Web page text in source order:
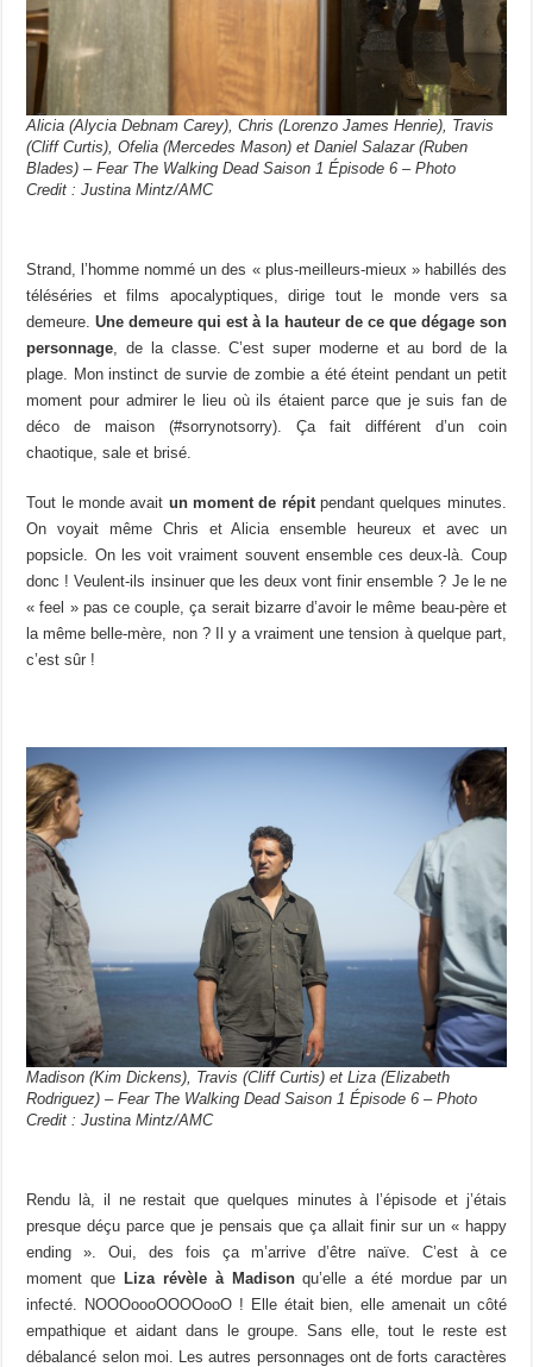
Alicia (Alycia Debnam Carey), Chris (Lorenzo James Henrie), Travis
(Cliff Curtis), Ofelia (Mercedes Mason) et Daniel Salazar (Ruben
Blades) – Fear The Walking Dead Saison 1 Épisode 6 – Photo
Credit : Justina Mintz/AMC
Strand, l’homme nommé un des « plus-meilleurs-mieux » habillés des
téléséries et films apocalyptiques, dirige tout le monde vers sa
demeure.Une demeure qui est à la hauteur de ce que dégage son
personnage , de la classe. C’est super moderne et au bord de la
plage. Mon instinct de survie de zombie a été éteint pendant un petit
moment pour admirer le lieu où ils étaient parce que je suis fan de
déco de maison (#sorrynotsorry). Ça fait différent d’un coin
chaotique, sale et brisé.
Tout le monde avait un moment de répitpendant quelques minutes.
On voyait même Chris et Alicia ensemble heureux et avec un
popsicle. On les voit vraiment souvent ensemble ces deux-là. Coup
donc ! Veulent-ils insinuer que les deux vont finir ensemble ? Je le ne
« feel » pas ce couple, ça serait bizarre d’avoir le même beau-père et
la même belle-mère, non ? Il y a vraiment une tension à quelque part,
c’est sûr !
Madison (Kim Dickens), Travis (Cliff Curtis) et Liza (Elizabeth
Rodriguez) – Fear The Walking Dead Saison 1 Épisode 6 – Photo
Credit : Justina Mintz/AMC
Rendu là, il ne restait que quelques minutes à l’épisode et j’étais
presque déçu parce que je pensais que ça allait finir sur un « happy
ending ». Oui, des fois ça m’arrive d’être naïve. C’est à ce
moment que
Liza révèle à Madisonqu’elle a été mordue par un
infecté. NOOOoooOOOOooO ! Elle était bien, elle amenait un côté
empathique et aidant dans le groupe. Sans elle, tout le reste est
débalancé selon moi. Les autres personnages ont de forts caractères